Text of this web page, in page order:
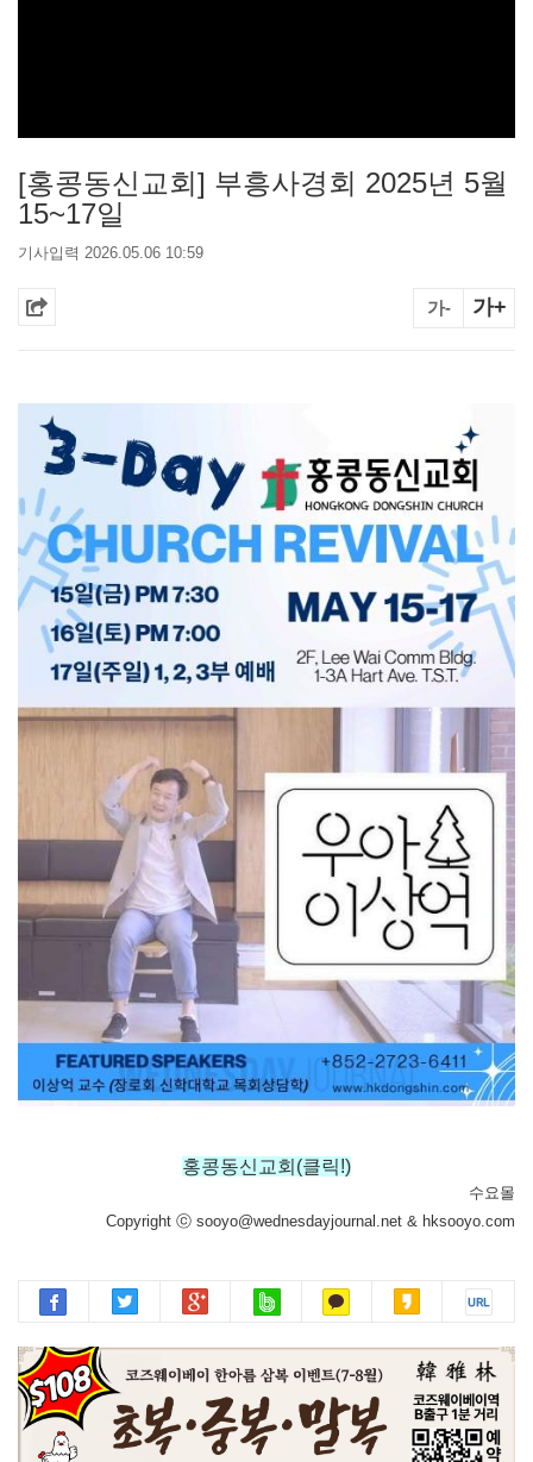
[홍콩동신교회] 부흥사경회 2025년 5월
15~17일
기사입력 2026.05.06 10:59
가- 가+
홍콩동신교회(클릭!)
수요몰
Copyright ⓒ sooyo@wednesdayjournal.net & hksooyo.com